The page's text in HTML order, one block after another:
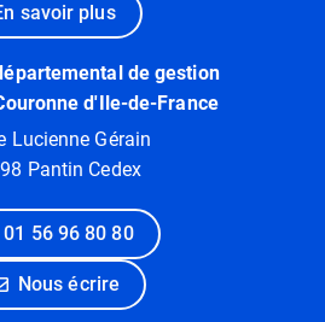
savoir plus
de gestion
d'Ile-de-France
Lucienne Gérain
Pantin Cedex
01 56 96 80 80
Nous écrire